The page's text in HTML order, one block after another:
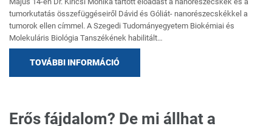
tumorkutatás összefüggéseiről Dávid és Góliát- nanorészecskékkel a
tumorok ellen címmel. A Szegedi Tudományegyetem Biokémiai és
Molekuláris Biológia Tanszékének habilitált…
TOVÁBBI INFORMÁCIÓ
Erős fájdalom? De mi állhat a